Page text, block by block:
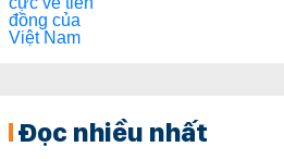
Đọc nhiều nhất